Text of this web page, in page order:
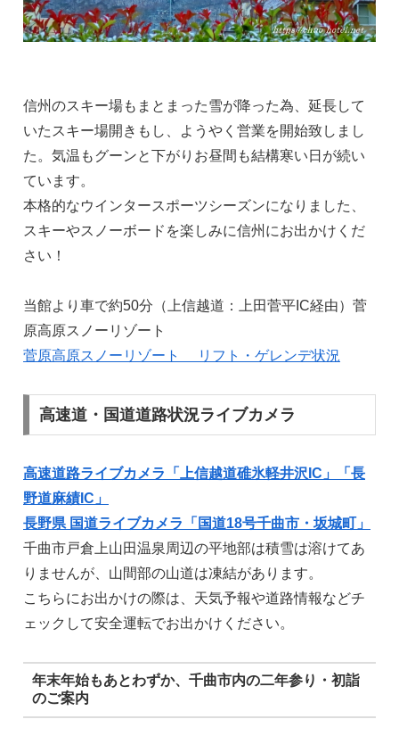
信州のスキー場もまとまった雪が降った為、延長して
いたスキー場開きもし、ようやく営業を開始致しまし
た。気温もグーンと下がりお昼間も結構寒い日が続い
ています。
本格的なウインタースポーツシーズンになりました、
スキーやスノーボードを楽しみに信州にお出かけくだ
さい！
当館より車で約50分（上信越道：上田菅平IC経由）菅
原高原スノーリゾート
菅原高原スノーリゾート リフト・ゲレンデ状況
高速道・国道道路状況ライブカメラ
高速道路ライブカメラ「上信越道碓氷軽井沢IC」「長
野道麻績IC」
長野県 国道ライブカメラ「国道18号千曲市・坂城町」
千曲市戸倉上山田温泉周辺の平地部は積雪は溶けてあ
りませんが、山間部の山道は凍結があります。
こちらにお出かけの際は、天気予報や道路情報などチ
ェックして安全運転でお出かけください。
年末年始もあとわずか、千曲市内の二年参り・初詣
のご案内